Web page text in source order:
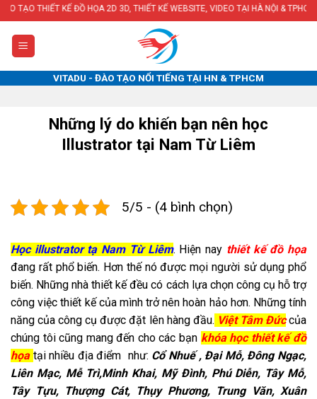
Skip
to
content
ĐỒ HỌA 2D 3D, THIẾT KẾ WEBSITE, VIDEO TẠI HÀ NỘI & TPHCM
VITADU - ĐÀO TẠO NỔI TIẾNG TẠI HN & TPHCM
Những lý do khiến bạn nên học
Illustrator tại Nam Từ Liêm
5/5 - (4 bình chọn)
Học illustrator tạ Nam Từ Liêm. Hiện nay thiết kế đồ họa
đang rất phổ biến. Hơn thế nó được mọi người sử dụng phổ
biến. Những nhà thiết kế đều có cách lựa chọn công cụ hỗ trợ
công việc thiết kế của mình trở nên hoàn hảo hơn. Những tính
năng của công cụ được đặt lên hàng đầu. Việt Tâm Đứccủa
chúng tôi cũng mang đến cho các bạn khóa học thiết kế đồ
họa tại nhiều địa điểm như: Cổ Nhuế , Đại Mỗ, Đông Ngạc,
Liên Mạc, Mễ Trì,Minh Khai, Mỹ Đình, Phú Diễn, Tây Mỗ,
Tây Tựu, Thượng Cát, Thụy Phương, Trung Văn, Xuân